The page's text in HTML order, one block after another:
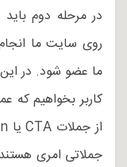
در مرحله دوم
روی سایت ما
ما عضو شود. در
کاربر بخواهیم که
جملاتی امری